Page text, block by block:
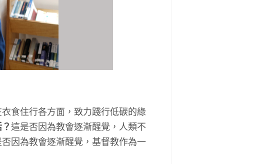
食住行各方面，致力踐行低碳的綠
這是否因為教會逐漸醒覺，人類不
因為教會逐漸醒覺，基督教作為一